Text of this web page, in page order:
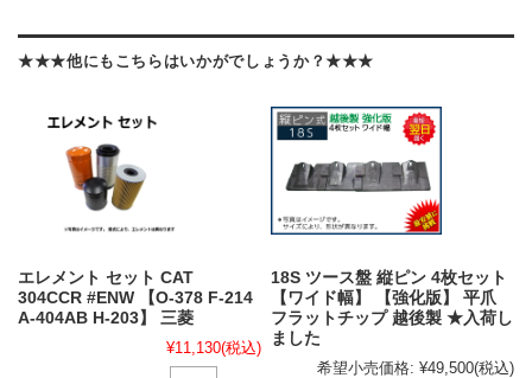
★★★他にもこちらはいかがでしょうか？★★★
エレメント セット CAT
304CCR #ENW 【O-378 F-214
A-404AB H-203】 三菱
¥11,130(税込)
18S ツース盤 縦ピン 4枚セット
【ワイド幅】 【強化版】 平爪
フラットチップ 越後製 ★入荷し
ました
希望小売価格: ¥49,500(税込)